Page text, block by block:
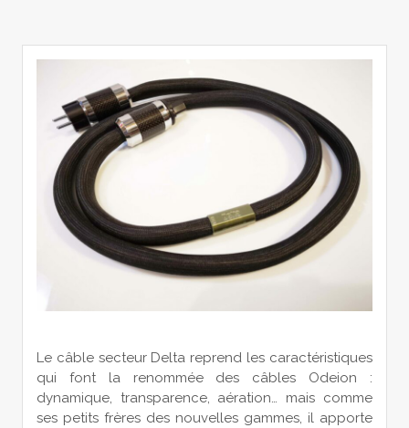
Le câble secteur Delta reprend les caractéristiques
qui font la renommée des câbles Odeion :
dynamique, transparence, aération… mais comme
ses petits frères des nouvelles gammes, il apporte